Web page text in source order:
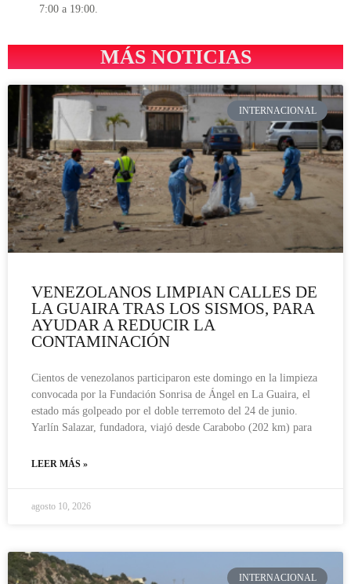
7:00 a 19:00.
MÁS NOTICIAS
INTERNACIONAL
VENEZOLANOS LIMPIAN CALLES DE
LA GUAIRA TRAS LOS SISMOS, PARA
AYUDAR A REDUCIR LA
CONTAMINACIÓN
Cientos de venezolanos participaron este domingo en la limpieza
convocada por la Fundación Sonrisa de Ángel en La Guaira, el
estado más golpeado por el doble terremoto del 24 de junio.
Yarlín Salazar, fundadora, viajó desde Carabobo (202 km) para
LEER MÁS »
agosto 10, 2026
INTERNACIONAL